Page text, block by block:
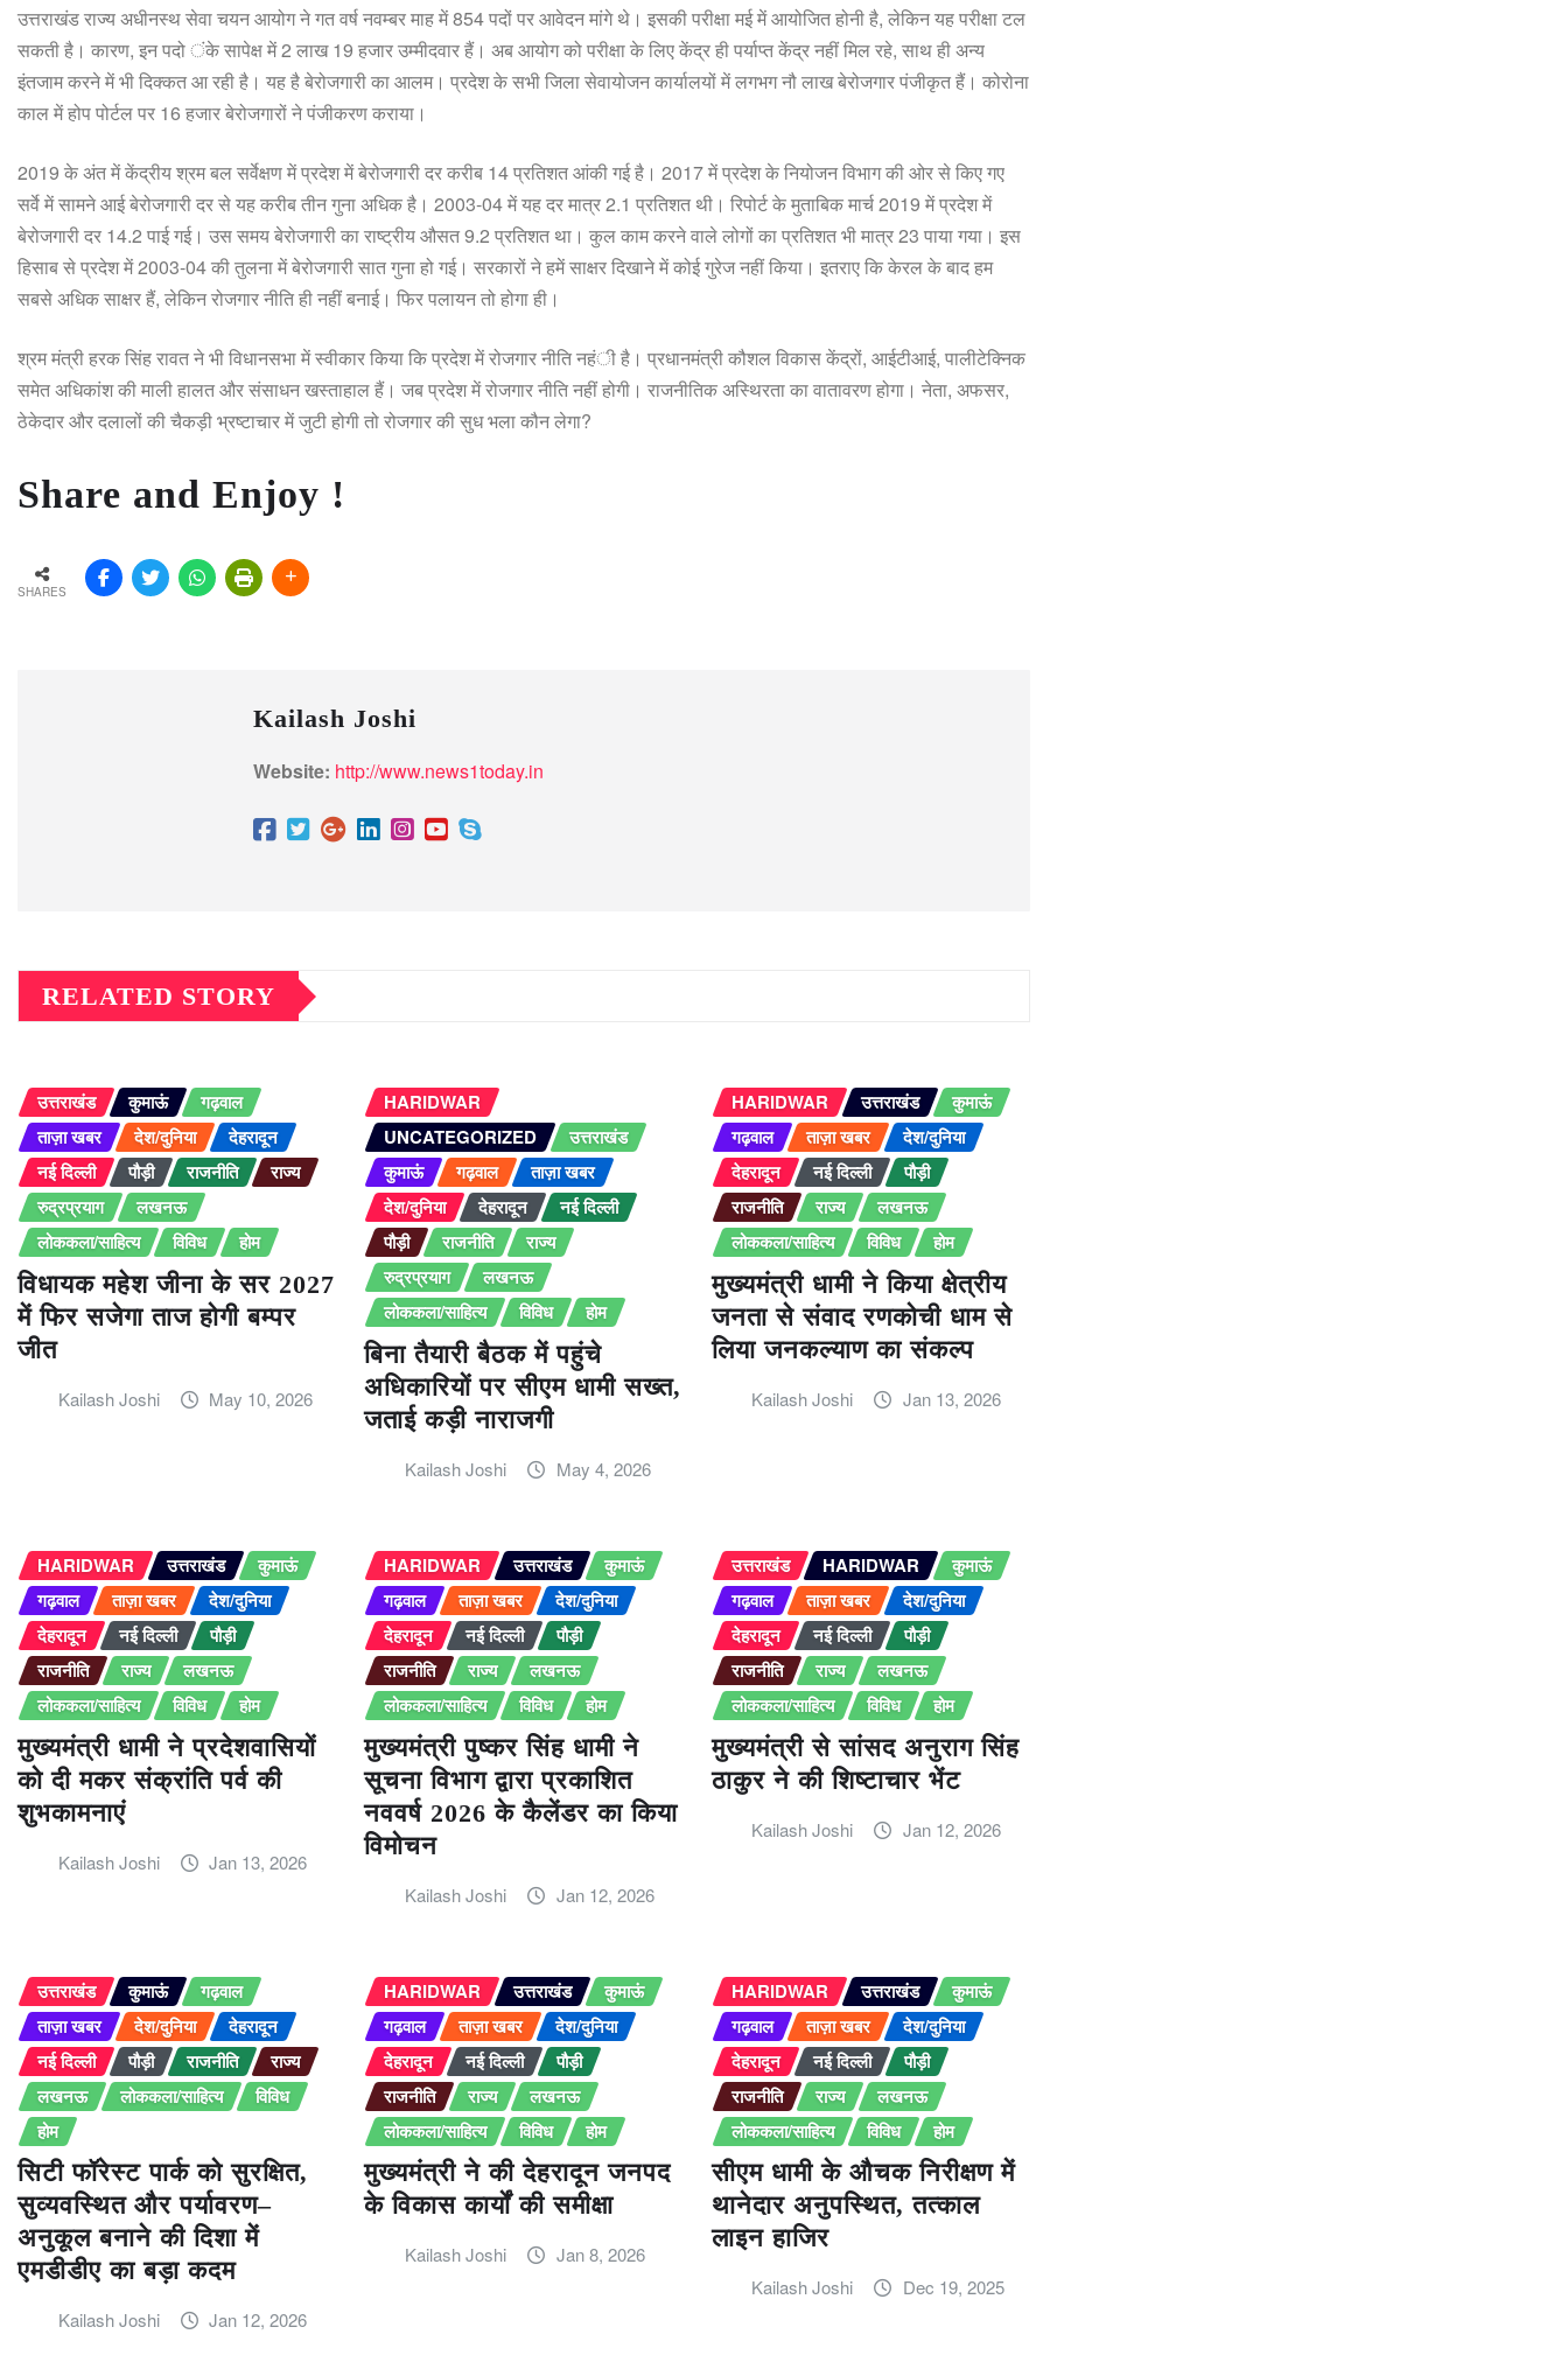
उत्तराखंड राज्य अधीनस्थ सेवा चयन आयोग ने गत वर्ष नवम्बर माह में 854 पदों पर आवेदन मांगे थे। इसकी परीक्षा मई में आयोजित होनी है, लेकिन यह परीक्षा टल
सकती है। कारण, इन पदो ंके सापेक्ष में 2 लाख 19 हजार उम्मीदवार हैं। अब आयोग को परीक्षा के लिए केंद्र ही पर्याप्त केंद्र नहीं मिल रहे, साथ ही अन्य
इंतजाम करने में भी दिक्कत आ रही है। यह है बेरोजगारी का आलम। प्रदेश के सभी जिला सेवायोजन कार्यालयों में लगभग नौ लाख बेरोजगार पंजीकृत हैं। कोरोना
काल में होप पोर्टल पर 16 हजार बेरोजगारों ने पंजीकरण कराया।
2019 के अंत में केंद्रीय श्रम बल सर्वेक्षण में प्रदेश में बेरोजगारी दर करीब 14 प्रतिशत आंकी गई है। 2017 में प्रदेश के नियोजन विभाग की ओर से किए गए
सर्वे में सामने आई बेरोजगारी दर से यह करीब तीन गुना अधिक है। 2003-04 में यह दर मात्र 2.1 प्रतिशत थी। रिपोर्ट के मुताबिक मार्च 2019 में प्रदेश में
बेरोजगारी दर 14.2 पाई गई। उस समय बेरोजगारी का राष्ट्रीय औसत 9.2 प्रतिशत था। कुल काम करने वाले लोगों का प्रतिशत भी मात्र 23 पाया गया। इस
हिसाब से प्रदेश में 2003-04 की तुलना में बेरोजगारी सात गुना हो गई। सरकारों ने हमें साक्षर दिखाने में कोई गुरेज नहीं किया। इतराए कि केरल के बाद हम
सबसे अधिक साक्षर हैं, लेकिन रोजगार नीति ही नहीं बनाई। फिर पलायन तो होगा ही।
श्रम मंत्री हरक सिंह रावत ने भी विधानसभा में स्वीकार किया कि प्रदेश में रोजगार नीति नहंी है। प्रधानमंत्री कौशल विकास केंद्रों, आईटीआई, पालीटेक्निक
समेत अधिकांश की माली हालत और संसाधन खस्ताहाल हैं। जब प्रदेश में रोजगार नीति नहीं होगी। राजनीतिक अस्थिरता का वातावरण होगा। नेता, अफसर,
ठेकेदार और दलालों की चैकड़ी भ्रष्टाचार में जुटी होगी तो रोजगार की सुध भला कौन लेगा?
Share and Enjoy !
SHARES
Kailash Joshi
Website: http://www.news1today.in
RELATED STORY
उत्तराखंड कुमाऊं
गढ़वाल
ताज़ा खबर
देश/दुनिया
देहरादून
नई दिल्ली
पौड़ी राजनीति
राज्य
रुद्रप्रयाग
लखनऊ
लोककला/साहित्य
विविध होम
विधायक महेश जीना के सर 2027
में फिर सजेगा ताज होगी बम्पर
जीत
Kailash Joshi May 10, 2026
HARIDWAR
UNCATEGORIZED
उत्तराखंड
कुमाऊं
गढ़वाल
ताज़ा खबर
देश/दुनिया
देहरादून
नई दिल्ली
पौड़ी
राजनीति
राज्य
रुद्रप्रयाग
लखनऊ
लोककला/साहित्य
विविध होम
बिना तैयारी बैठक में पहुंचे
अधिकारियों पर सीएम धामी सख्त,
जताई कड़ी नाराजगी
Kailash Joshi May 4, 2026
HARIDWAR उत्तराखंड
कुमाऊं
गढ़वाल
ताज़ा खबर
देश/दुनिया
देहरादून
नई दिल्ली
पौड़ी
राजनीति
राज्य
लखनऊ
लोककला/साहित्य
विविध होम
मुख्यमंत्री धामी ने किया क्षेत्रीय
जनता से संवाद रणकोची धाम से
लिया जनकल्याण का संकल्प
Kailash Joshi Jan 13, 2026
HARIDWAR उत्तराखंड
कुमाऊं
गढ़वाल
ताज़ा खबर
देश/दुनिया
देहरादून
नई दिल्ली
पौड़ी
राजनीति
राज्य
लखनऊ
लोककला/साहित्य
विविध होम
मुख्यमंत्री धामी ने प्रदेशवासियों
को दी मकर संक्रांति पर्व की
शुभकामनाएं
Kailash Joshi Jan 13, 2026
HARIDWAR उत्तराखंड
कुमाऊं
गढ़वाल
ताज़ा खबर
देश/दुनिया
देहरादून
नई दिल्ली
पौड़ी
राजनीति
राज्य
लखनऊ
लोककला/साहित्य
विविध होम
मुख्यमंत्री पुष्कर सिंह धामी ने
सूचना विभाग द्वारा प्रकाशित
नववर्ष 2026 के कैलेंडर का किया
विमोचन
Kailash Joshi Jan 12, 2026
उत्तराखंड HARIDWAR
कुमाऊं
गढ़वाल
ताज़ा खबर
देश/दुनिया
देहरादून
नई दिल्ली
पौड़ी
राजनीति
राज्य
लखनऊ
लोककला/साहित्य
विविध होम
मुख्यमंत्री से सांसद अनुराग सिंह
ठाकुर ने की शिष्टाचार भेंट
Kailash Joshi Jan 12, 2026
उत्तराखंड कुमाऊं
गढ़वाल
ताज़ा खबर
देश/दुनिया
देहरादून
नई दिल्ली
पौड़ी राजनीति
राज्य
लखनऊ
लोककला/साहित्य
विविध
होम
सिटी फॉरेस्ट पार्क को सुरक्षित,
सुव्यवस्थित और पर्यावरण–
अनुकूल बनाने की दिशा में
एमडीडीए का बड़ा कदम
Kailash Joshi Jan 12, 2026
HARIDWAR उत्तराखंड
कुमाऊं
गढ़वाल
ताज़ा खबर
देश/दुनिया
देहरादून
नई दिल्ली
पौड़ी
राजनीति
राज्य
लखनऊ
लोककला/साहित्य
विविध होम
मुख्यमंत्री ने की देहरादून जनपद
के विकास कार्यों की समीक्षा
Kailash Joshi Jan 8, 2026
HARIDWAR उत्तराखंड
कुमाऊं
गढ़वाल
ताज़ा खबर
देश/दुनिया
देहरादून
नई दिल्ली
पौड़ी
राजनीति
राज्य
लखनऊ
लोककला/साहित्य
विविध होम
सीएम धामी के औचक निरीक्षण में
थानेदार अनुपस्थित, तत्काल
लाइन हाजिर
Kailash Joshi Dec 19, 2025